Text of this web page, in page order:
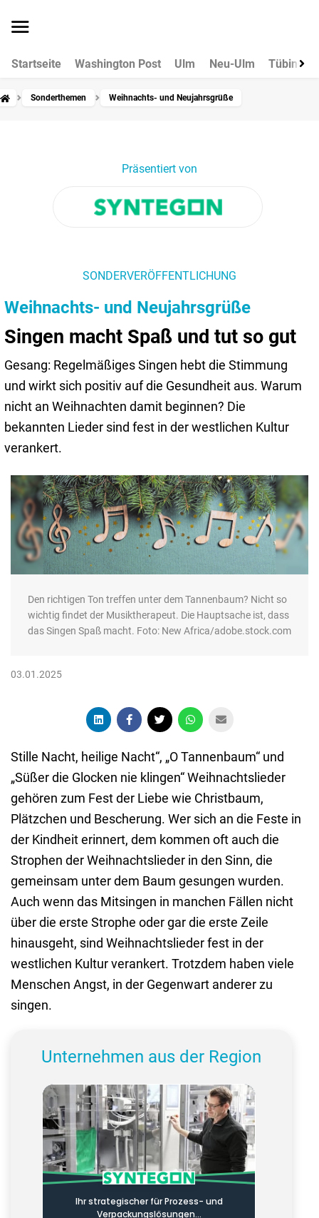
Startseite Washington Post Ulm Neu-Ulm Tübingen
Sonderthemen Weihnachts- und Neujahrsgrüße
Präsentiert von
SONDERVERÖFFENTLICHUNG
Weihnachts- und Neujahrsgrüße
Singen macht Spaß und tut so gut
Gesang: Regelmäßiges Singen hebt die Stimmung
und wirkt sich positiv auf die Gesundheit aus. Warum
nicht an Weihnachten damit beginnen? Die
bekannten Lieder sind fest in der westlichen Kultur
verankert.
Den richtigen Ton treffen unter dem Tannenbaum? Nicht so
wichtig findet der Musiktherapeut. Die Hauptsache ist, dass
das Singen Spaß macht. Foto: New Africa/adobe.stock.com
03.01.2025
Stille Nacht, heilige Nacht“, „O Tannenbaum“ und
„Süßer die Glocken nie klingen“ Weihnachtslieder
gehören zum Fest der Liebe wie Christbaum,
Plätzchen und Bescherung. Wer sich an die Feste in
der Kindheit erinnert, dem kommen oft auch die
Strophen der Weihnachtslieder in den Sinn, die
gemeinsam unter dem Baum gesungen wurden.
Auch wenn das Mitsingen in manchen Fällen nicht
über die erste Strophe oder gar die erste Zeile
hinausgeht, sind Weihnachtslieder fest in der
westlichen Kultur verankert. Trotzdem haben viele
Menschen Angst, in der Gegenwart anderer zu
singen.
Unternehmen aus der Region